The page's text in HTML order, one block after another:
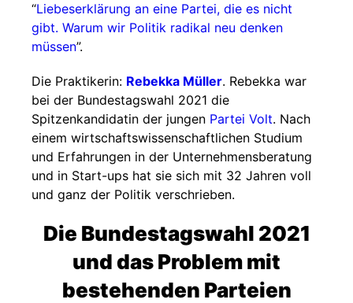
“Liebeserklärung an eine Partei, die es nicht
gibt. Warum wir Politik radikal neu denken
müssen”.
Die Praktikerin: Rebekka Müller. Rebekka war
bei der Bundestagswahl 2021 die
Spitzenkandidatin der jungen Partei Volt. Nach
einem wirtschaftswissenschaftlichen Studium
und Erfahrungen in der Unternehmensberatung
und in Start-ups hat sie sich mit 32 Jahren voll
und ganz der Politik verschrieben.
Die Bundestagswahl 2021
und das Problem mit
bestehenden Parteien